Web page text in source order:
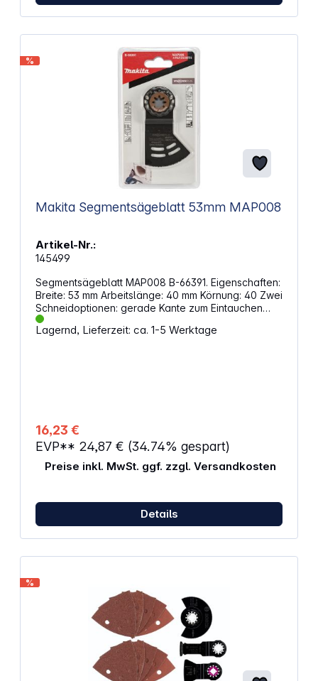
%
Makita Segmentsägeblatt 53mm MAP008
Artikel-Nr.:
145499
Segmentsägeblatt MAP008 B-66391. Eigenschaften:
Breite: 53 mm Arbeitslänge: 40 mm Körnung: 40 Zwei
Schneidoptionen: gerade Kante zum Eintauchen
runde Kante zum Schneiden Starlock Plus-
Aufnahme
Lagernd, Lieferzeit: ca. 1-5 Werktage
16,23 €
EVP** 24,87 € (34.74% gespart)
Preise inkl. MwSt. ggf. zzgl. Versandkosten
Details
%